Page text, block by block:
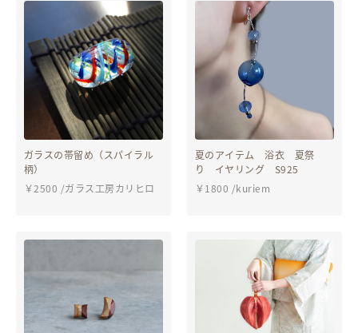
ガラスの帯留め（スパイラル
柄）
￥2500 /ガラス工房カリヒロ
夏のアイテム 浴衣 夏祭
り イヤリング S925
￥1800 /kuriem